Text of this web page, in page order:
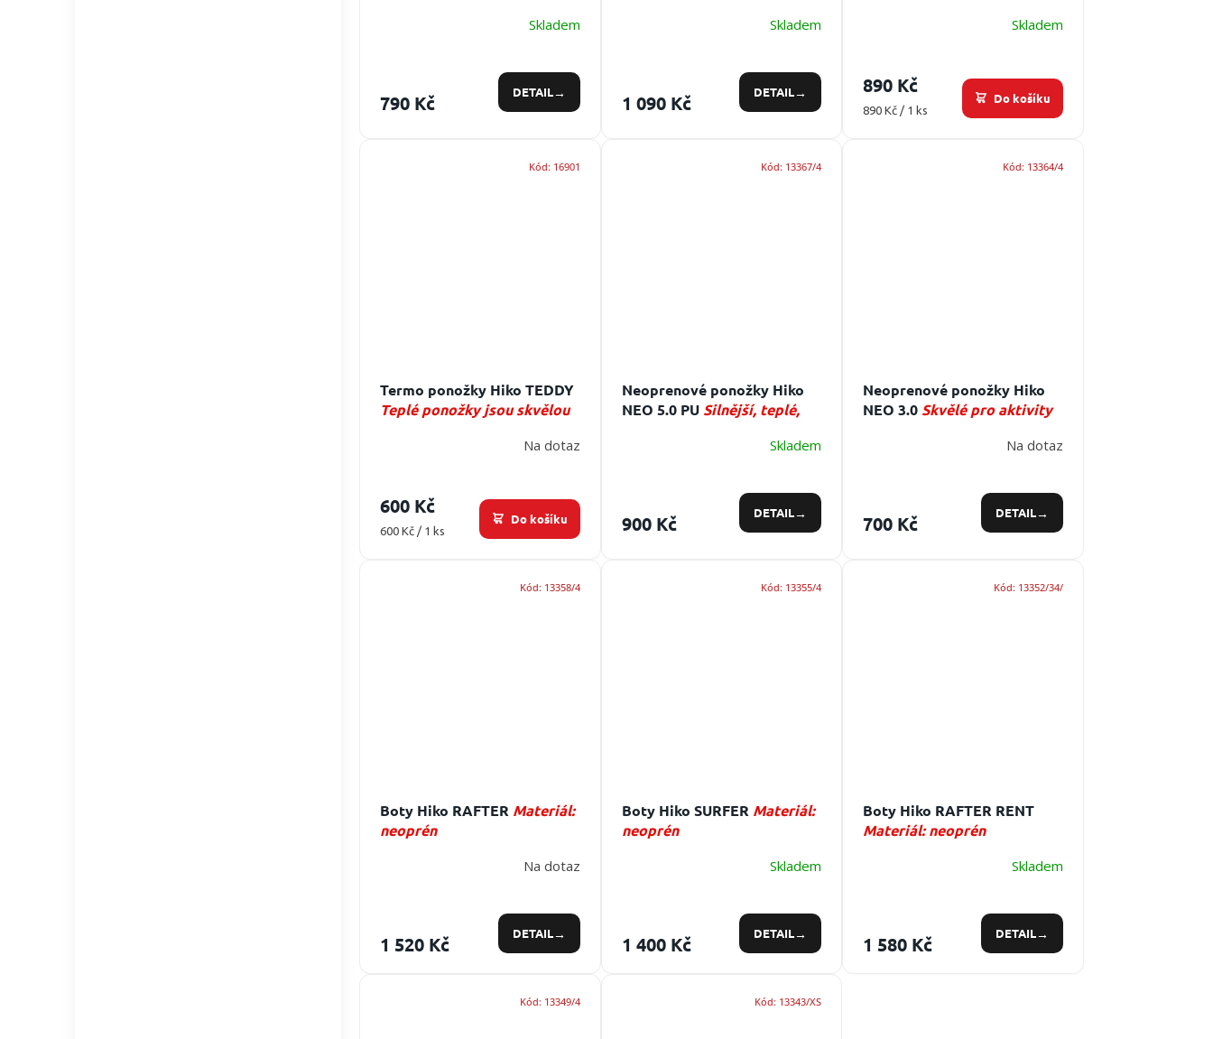
Skladem
790 Kč DETAIL
Skladem
1 090 Kč DETAIL
Skladem
890 Kč
Měrná
890 Kč / 1 ks
Do košíku
Termo ponožky Hiko TEDDY
Teplé ponožky jsou skvělou
Na dotaz
600 Kč
Měrná
600 Kč / 1 ks
Do košíku
Kód: 16901
Neoprenové ponožky Hiko
NEO 5.0 PU Silnější, teplé,
volba do chladných ažSkladem
900 Kč DETAIL
Kód: 13367/4
Neoprenové ponožky Hiko
NEO 3.0 Skvělé pro aktivity
Na dotaz
700 Kč DETAIL
Kód: 13364/4
Boty Hiko RAFTER Materiál:
neoprén
Na dotaz
1 520 Kč DETAIL
Kód: 13358/4
Boty Hiko SURFER Materiál:
neoprén
Skladem
1 400 Kč DETAIL
Kód: 13355/4
Boty Hiko RAFTER RENT
Materiál: neoprén
Skladem
1 580 Kč DETAIL
Kód: 13352/34/
Kód: 13349/4 Kód: 13343/XS